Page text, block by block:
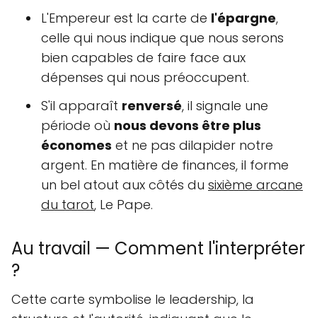
L'Empereur est la carte de l'épargne,
celle qui nous indique que nous serons
bien capables de faire face aux
dépenses qui nous préoccupent.
S'il apparaît renversé, il signale une
période où nous devons être plus
économes et ne pas dilapider notre
argent. En matière de finances, il forme
un bel atout aux côtés du sixième arcane
du tarot, Le Pape.
Au travail — Comment l'interpréter
?
Cette carte symbolise le leadership, la